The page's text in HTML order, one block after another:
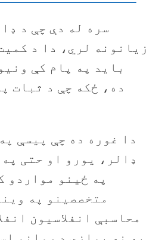
سره له دې چې د
زيانونه لري، دا د
باید په پام کې
ده، ځکه چې د ثبات
دا غوره ده چې پیسې
ډالر، یورو او حتی
په ځینو مواردو
متخصصینو په
محاسبې انفلاسیون